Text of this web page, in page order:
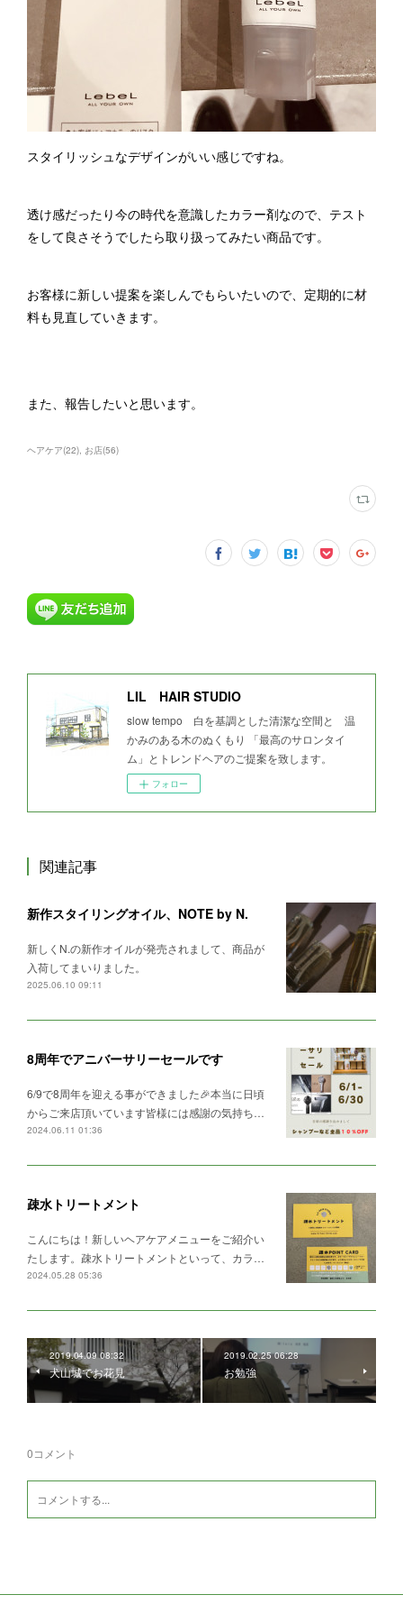
スタイリッシュなデザインがいい感じですね。
透け感だったり今の時代を意識したカラー剤なので、テスト
をして良さそうでしたら取り扱ってみたい商品です。
お客様に新しい提案を楽しんでもらいたいので、定期的に材
料も見直していきます。
また、報告したいと思います。
ヘアケア(22) お店(56)
LIL HAIR STUDIO
slow tempo 白を基調とした清潔な空間と 温
かみのある木のぬくもり 「最高のサロンタイ
ム」とトレンドヘアのご提案を致します。
フォロー
関連記事
新作スタイリングオイル、NOTE by N.
新しくN.の新作オイルが発売されまして、商品が
入荷してまいりました。
2025.06.10 09:11
8周年でアニバーサリーセールです
6/9で8周年を迎える事ができました🎉本当に日頃
からご来店頂いています皆様には感謝の気持ち…
2024.06.11 01:36
疎水トリートメント
こんにちは！新しいヘアケアメニューをご紹介い
たします。疎水トリートメントといって、カラ…
2024.05.28 05:36
2019.04.09 08:32
犬山城でお花見
2019.02.25 06:28
お勉強
0コメント